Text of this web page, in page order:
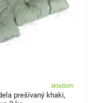
skladom
prešívaný khaki,